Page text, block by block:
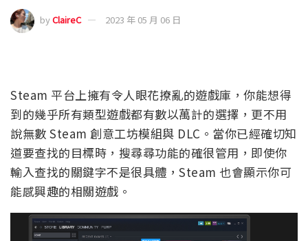
byClaireC 2023 年 05 月 06 日
Steam 平台上擁有令人眼花撩亂的遊戲庫，你能想得
到的幾乎所有類型遊戲都有數以萬計的選擇，更不用
說無數 Steam 創意工坊模組與 DLC。當你已經確切知
道要查找的目標時，搜尋尋功能的確很管用，即使你
輸入查找的關鍵字不是很具體，Steam 也會顯示你可
能感興趣的相關遊戲。